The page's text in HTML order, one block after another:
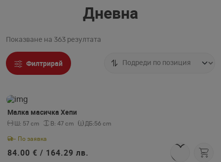
Дневна
Показване на 363 резултата
Филтрирай
Малка масичка Хепи
Ш: 57 cm В: 47 cm ДБ:56 cm
- По заявка
84.00 € / 164.29 лв.